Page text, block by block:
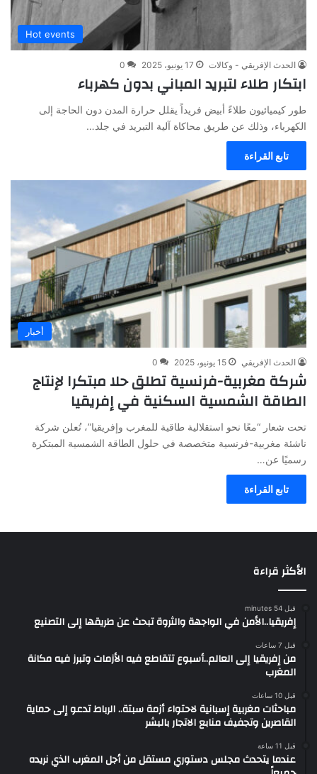
Hot events
الحدث الإفريقي - وكالات 17 يونيو، 2025 0
ابتكار طلاء لتبريد المباني بدون كهرباء
طور كيميائيون طلاءً أبيض فريداً يقلل حرارة المدن دون الحاجة إلى
الكهرباء، وذلك عن طريق محاكاة آلية التبريد في جلد…
تابع القراءة
أخبار
الحدث الإفريقي 15 يونيو، 2025 0
شركة مغربية-فرنسية تطلق حلا مبتكرا لإنتاج
الطاقة الشمسية السكنية في إفريقيا
تحت شعار “معًا نحو استقلالية طاقية للمغرب وإفريقيا”، تُعلن شركة
ناشئة مغربية-فرنسية متخصصة في حلول الطاقة الشمسية المبتكرة
رسميًا عن…
تابع القراءة
الأكثر قراءة
قبل 54 minutes
إفريقيا..الأمن في الواجهة والثروة تبحث عن طريقها إلى التصنيع
قبل 7 ساعات
من إفريقيا إلى العالم..أسبوع تتقاطع فيه الأزمات وتبرز فيه مكانة
المغرب
قبل 10 ساعات
مباحثات مغربية إسبانية لاحتواء أزمة سبتة.. الرباط تدعو إلى حماية
القاصرين وتجفيف منابع الاتجار بالبشر
قبل 11 ساعة
عندما يتحدث مجلس دستوري مستقل من أجل المغرب الذي نريده